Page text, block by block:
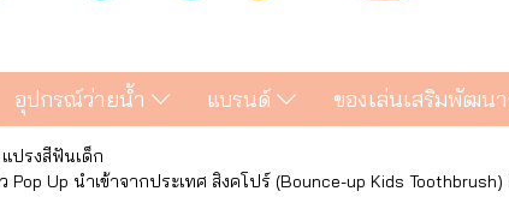
อุปกรณ์ว่ายน้ำ แบรนด์ ของเล่นเสริมพัฒน
แปรงสีฟันเด็ก
Up นำเข้าจากประเทศ สิงคโปร์ (Bounce-up Kids Toothbrush)